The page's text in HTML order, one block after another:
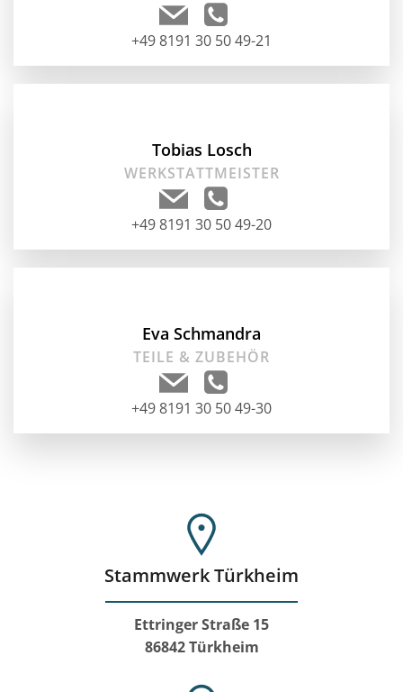
+49 8191 30 50 49-21
Tobias Losch
WERKSTATTMEISTER
+49 8191 30 50 49-20
Eva Schmandra
TEILE & ZUBEHÖR
+49 8191 30 50 49-30
Stammwerk Türkheim
Ettringer Straße 15
86842 Türkheim